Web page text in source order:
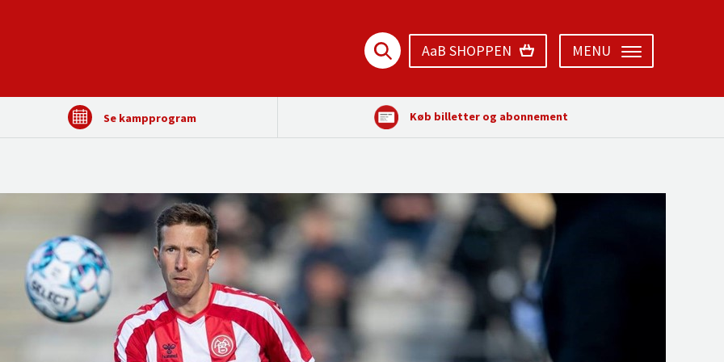
AaB SHOPPEN MENU
Køb billetter og abonnement
Se kampprogram